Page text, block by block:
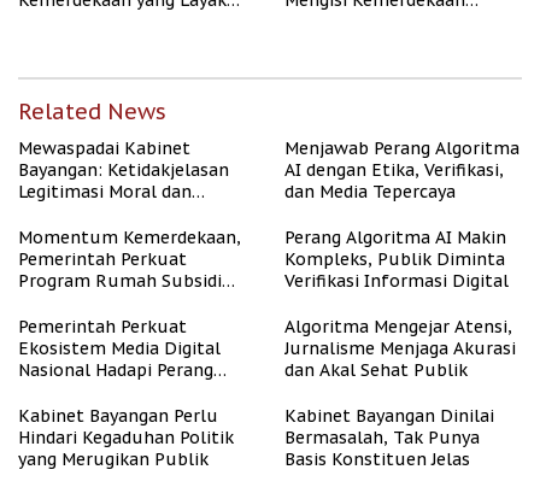
Related News
Mewaspadai Kabinet
Bayangan: Ketidakjelasan
Legitimasi Moral dan
Menjawab Perang Algoritma
AI dengan Etika, Verifikasi,
dan Media Tepercaya
Momentum Kemerdekaan,
Pemerintah Perkuat
Program Rumah Subsidi
Berpenghasilan Rendah
Perang Algoritma AI Makin
Kompleks, Publik Diminta
Verifikasi Informasi Digital
Pemerintah Perkuat
Ekosistem Media Digital
Nasional Hadapi Perang
Algoritma Mengejar Atensi,
Jurnalisme Menjaga Akurasi
dan Akal Sehat Publik
Kabinet Bayangan Perlu
Hindari Kegaduhan Politik
yang Merugikan Publik
Kabinet Bayangan Dinilai
Bermasalah, Tak Punya
Basis Konstituen Jelas